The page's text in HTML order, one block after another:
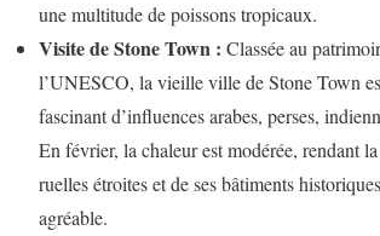
une multitude de poissons tropicaux.
Visite de Stone Town : Classée au
l’UNESCO, la vieille ville de Stone Town
fascinant d’influences arabes, perses,
En février, la chaleur est modérée, rendant
ruelles étroites et de ses bâtiments
agréable.